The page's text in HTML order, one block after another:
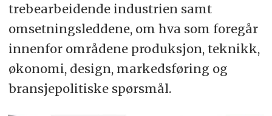
trebearbeidende industrien samt
omsetningsleddene, om hva som foregår
innenfor områdene produksjon, teknikk,
økonomi, design, markedsføring og
bransjepolitiske spørsmål.